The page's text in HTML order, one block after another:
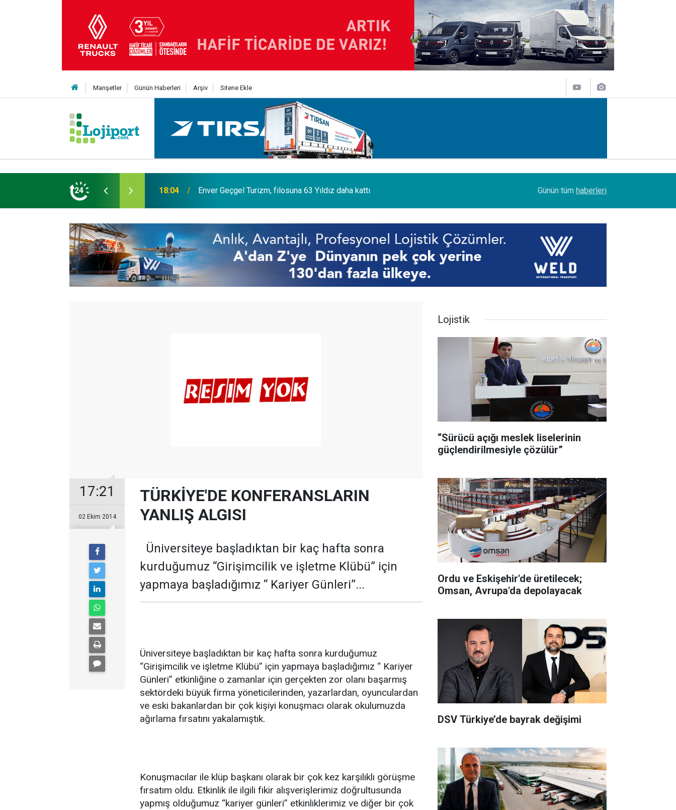
Manşetler Günün Haberleri Arşiv Sitene Ekle
24 12:50 Lojistik sektörünün acı kaybı; Cihan Yıldıran vefat etti SOCAR Terminal de, MSC Tiger Servisi'nin
Günün tüm haberleri
17:21
02 Ekim 2014
TÜRKİYE'DE KONFERANSLARIN
YANLIŞ ALGISI
Üniversiteye başladıktan bir kaç hafta sonra
kurduğumuz “Girişimcilik ve işletme Klübü” için
yapmaya başladığımız “ Kariyer Günleri”...
Üniversiteye başladıktan bir kaç hafta sonra kurduğumuz
“Girişimcilik ve işletme Klübü” için yapmaya başladığımız “ Kariyer
Günleri” etkinliğine o zamanlar için gerçekten zor olanı başarmış
sektördeki büyük firma yöneticilerinden, yazarlardan, oyunculardan
ve eski bakanlardan bir çok kişiyi konuşmacı olarak okulumuzda
ağırlama fırsatını yakalamıştık.
Konuşmacılar ile klüp başkanı olarak bir çok kez karşılıklı görüşme
fırsatım oldu. Etkinlik ile ilgili fikir alışverişlerimiz doğrultusunda
yapmış olduğumuz “kariyer günleri” etkinliklerimiz ve diğer bir çok
Lojistik
“Sürücü açığı meslek liselerinin
güçlendirilmesiyle çözülür”
Ordu ve Eskişehir'de üretilecek;
Omsan, Avrupa'da depolayacak
DSV Türkiye’de bayrak değişimi